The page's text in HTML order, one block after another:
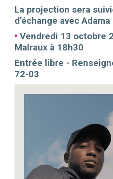
La projection sera
d’échange avec Adama
• Vendredi 13 octobre
Malraux à 18h30
Entrée libre -
72-03